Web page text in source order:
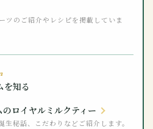
ツのご紹介やレシピを掲載していま
を知る
ロイヤルミルクティー
生秘話、こだわりなどご紹介します。